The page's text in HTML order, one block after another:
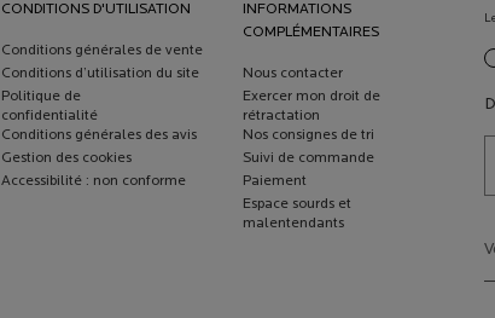
CONDITIONS D'UTILISATION
Conditions générales de vente
Conditions d’utilisation du site
Politique de
confidentialité
Conditions générales des avis
Gestion des cookies
Accessibilité : non conforme
INFORMATIONS
COMPLÉMENTAIRES
Nous contacter
Exercer mon droit de
rétractation
Nos consignes de tri
Suivi de commande
Paiement
Espace sourds et
malentendants